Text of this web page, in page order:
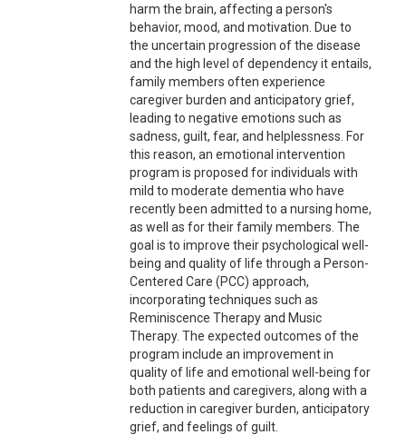
harm the brain, affecting a person's
behavior, mood, and motivation. Due to
the uncertain progression of the disease
and the high level of dependency it entails,
family members often experience
caregiver burden and anticipatory grief,
leading to negative emotions such as
sadness, guilt, fear, and helplessness. For
this reason, an emotional intervention
program is proposed for individuals with
mild to moderate dementia who have
recently been admitted to a nursing home,
as well as for their family members. The
goal is to improve their psychological well-
being and quality of life through a Person-
Centered Care (PCC) approach,
incorporating techniques such as
Reminiscence Therapy and Music
Therapy. The expected outcomes of the
program include an improvement in
quality of life and emotional well-being for
both patients and caregivers, along with a
reduction in caregiver burden, anticipatory
grief, and feelings of guilt.